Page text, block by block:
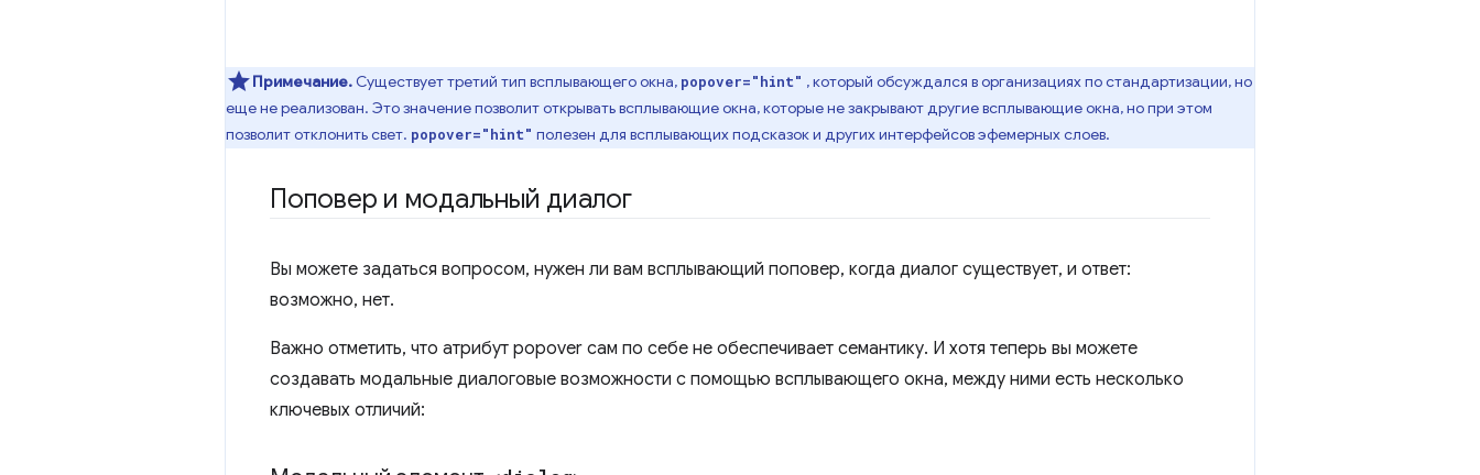
Примечание. Существует третий тип всплывающего окна, popover="hint" , который обсуждался в организациях по стандартизации, но
еще не реализован. Это значение позволит открывать всплывающие окна, которые не закрывают другие всплывающие окна, но при этом
позволит отклонить свет. popover="hint" полезен для всплывающих подсказок и других интерфейсов эфемерных слоев.
Поповер и модальный диалог
Вы можете задаться вопросом, нужен ли вам всплывающий поповер, когда диалог существует, и ответ:
возможно, нет.
Важно отметить, что атрибут popover сам по себе не обеспечивает семантику. И хотя теперь вы можете
создавать модальные диалоговые возможности с помощью всплывающего окна, между ними есть несколько
ключевых отличий: